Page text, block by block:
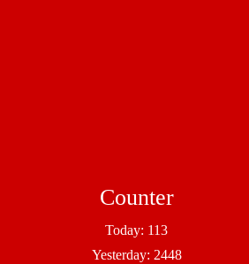
Counter
Today: 113
Yesterday: 2448